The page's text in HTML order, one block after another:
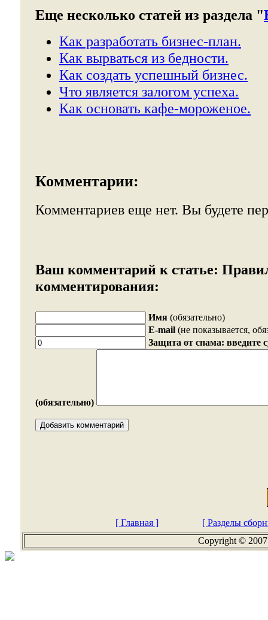
Еще несколько статей из раздела "
Как разработать бизнес-план.
Как вырваться из бедности.
Как создать успешный бизнес.
Что является залогом успеха.
Как основать кафе-мороженое.
Комментарии:
Комментариев еще нет. Вы будете
Ваш комментарий к статье:
комментирования:
Имя (обязательно)
E-mail (не показывается,
Защита от спама: введите
(обязательно)
[ Главная ]
[ Разделы
Copyright ©